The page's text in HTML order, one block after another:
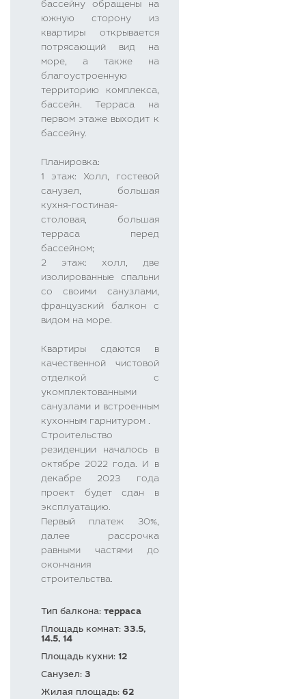
бассейну обращены на
южную сторону из
квартиры открывается
потрясающий вид на
море, а также на
благоустроенную
территорию комплекса,
бассейн. Терраса на
первом этаже выходит к
бассейну.
Планировка:
1 этаж: Холл, гостевой
санузел, большая
кухня-гостиная-
столовая, большая
терраса перед
бассейном;
2 этаж: холл, две
изолированные спальни
со своими санузлами,
французский балкон с
видом на море.
Квартиры сдаются в
качественной чистовой
отделкой с
укомплектованными
санузлами и встроенным
кухонным гарнитуром .
Строительство
резиденции началось в
октябре 2022 года. И в
декабре 2023 года
проект будет сдан в
эксплуатацию.
Первый платеж 30%,
далее рассрочка
равными частями до
окончания
строительства.
Тип балкона: терраса
Площадь комнат: 33.5,
14.5, 14
Площадь кухни: 12
Санузел: 3
Жилая площадь: 62